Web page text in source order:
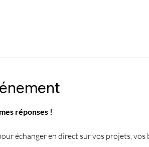
réponses !
échanger en direct sur vos projets, vos